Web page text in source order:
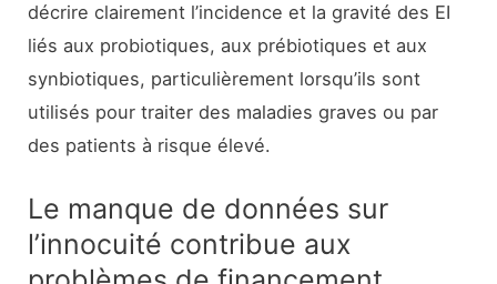
décrire clairement l’incidence et la gravité des EI
liés aux probiotiques, aux prébiotiques et aux
synbiotiques, particulièrement lorsqu’ils sont
utilisés pour traiter des maladies graves ou par
des patients à risque élevé.
Le manque de données sur
l’innocuité contribue aux